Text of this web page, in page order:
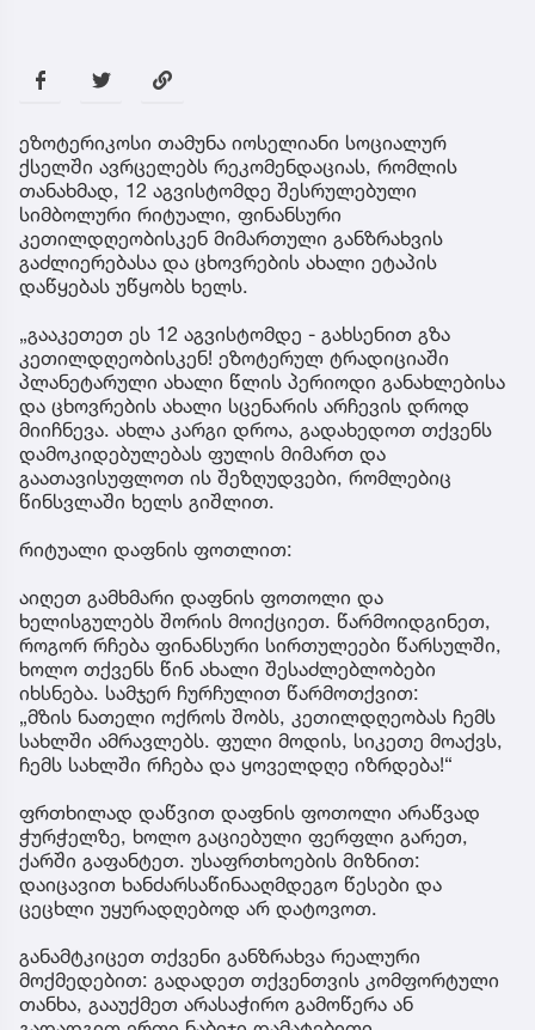
ეზოტერიკოსი თამუნა იოსელიანი სოციალურ
ქსელში ავრცელებს რეკომენდაციას, რომლის
თანახმად, 12 აგვისტომდე შესრულებული
სიმბოლური რიტუალი, ფინანსური
კეთილდღეობისკენ მიმართული განზრახვის
გაძლიერებასა და ცხოვრების ახალი ეტაპის
დაწყებას უწყობს ხელს.
„გააკეთეთ ეს 12 აგვისტომდე - გახსენით გზა
კეთილდღეობისკენ! ეზოტერულ ტრადიციაში
პლანეტარული ახალი წლის პერიოდი განახლებისა
და ცხოვრების ახალი სცენარის არჩევის დროდ
მიიჩნევა. ახლა კარგი დროა, გადახედოთ თქვენს
დამოკიდებულებას ფულის მიმართ და
გაათავისუფლოთ ის შეზღუდვები, რომლებიც
წინსვლაში ხელს გიშლით.
რიტუალი დაფნის ფოთლით:
აიღეთ გამხმარი დაფნის ფოთოლი და
ხელისგულებს შორის მოიქციეთ. წარმოიდგინეთ,
როგორ რჩება ფინანსური სირთულეები წარსულში,
ხოლო თქვენს წინ ახალი შესაძლებლობები
იხსნება. სამჯერ ჩურჩულით წარმოთქვით:
„მზის ნათელი ოქროს შობს, კეთილდღეობას ჩემს
სახლში ამრავლებს. ფული მოდის, სიკეთე მოაქვს,
ჩემს სახლში რჩება და ყოველდღე იზრდება!“
ფრთხილად დაწვით დაფნის ფოთოლი არაწვად
ჭურჭელზე, ხოლო გაციებული ფერფლი გარეთ,
ქარში გაფანტეთ. უსაფრთხოების მიზნით:
დაიცავით ხანძარსაწინააღმდეგო წესები და
ცეცხლი უყურადღებოდ არ დატოვოთ.
განამტკიცეთ თქვენი განზრახვა რეალური
მოქმედებით: გადადეთ თქვენთვის კომფორტული
თანხა, გააუქმეთ არასაჭირო გამოწერა ან